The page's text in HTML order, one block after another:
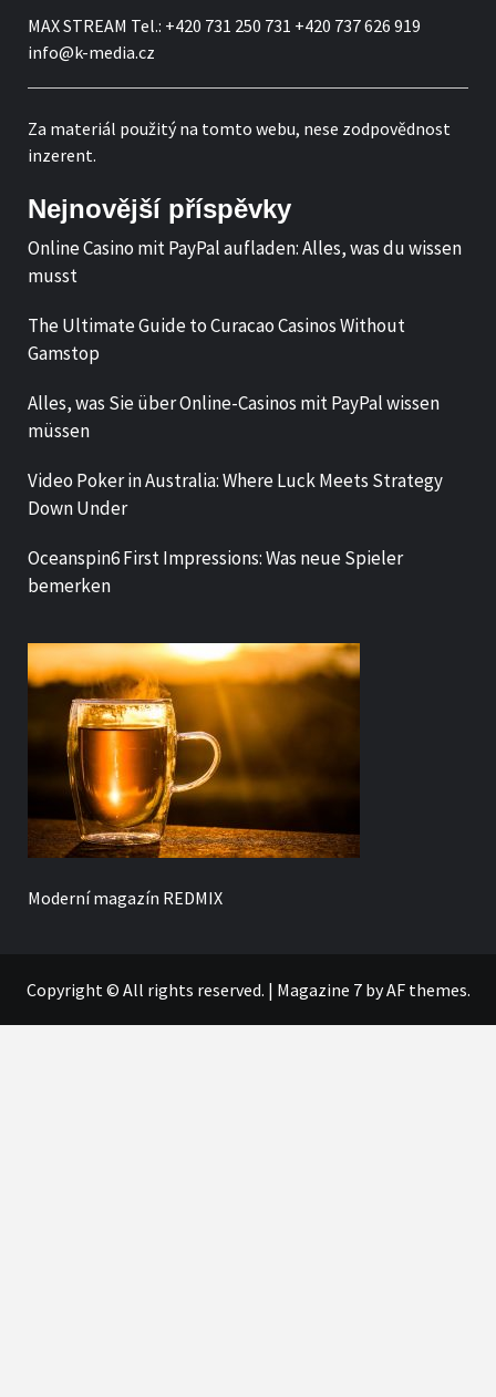
MAX STREAM Tel.: +420 731 250 731 +420 737 626 919
info@k-media.cz
Za materiál použitý na tomto webu, nese zodpovědnost
inzerent.
Nejnovější příspěvky
Online Casino mit PayPal aufladen: Alles, was du wissen
musst
The Ultimate Guide to Curacao Casinos Without
Gamstop
Alles, was Sie über Online-Casinos mit PayPal wissen
müssen
Video Poker in Australia: Where Luck Meets Strategy
Down Under
Oceanspin6 First Impressions: Was neue Spieler
bemerken
Moderní magazín REDMIX
Copyright © All rights reserved. | Magazine 7by AF themes.